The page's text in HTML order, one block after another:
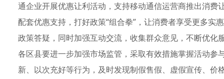
通企业开展优惠让利活动，支持移动通信运营商推出消
配套优惠支持，打好政策“组合拳”，让消费者享受更多
政策答疑，同时加强互动交流，收集群众意见，不断优
各区县要进一步加强市场监管，采取有效措施掌握活动
新、以次充好等行为，及时发现制假售假、虚假宣传、